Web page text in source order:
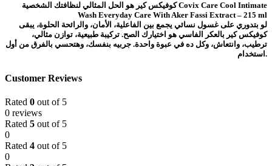
كوفيكس كير هو الحل المثالي لنظافتك الشخصية Covix Care Cool Intimate
Wash Everyday Care With Aker Fassi Extract – 215 ml
لو بتدوري على غسول نسائي يجمع بين الفاعلية، الأمان، والرائحة الحلوة، يبقى
كوفيكس كير بالعكر الفاسي هو اختيارك الصح. تركيبة طبيعية، توازن مثالي،
ترطيب، وانتعاش، وكل ده في عبوة واحدة. جربيه بنفسك، وهتحسي بالفرق من أول
استخدام.
Customer Reviews
Rated 0 out of 5
0 reviews
Rated 5 out of 5
0
Rated 4 out of 5
0